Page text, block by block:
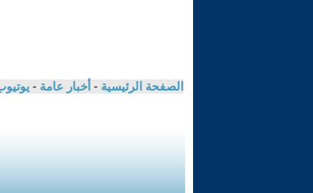
الصفحة الرئيسية - أخبار عامة -